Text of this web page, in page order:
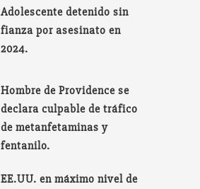
Adolescente detenido sin
fianza por asesinato en
2024.
Hombre de Providence se
declara culpable de tráfico
de metanfetaminas y
fentanilo.
EE.UU. en máximo nivel de